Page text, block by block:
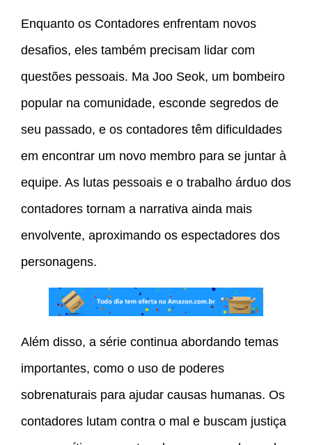
Enquanto os Contadores enfrentam novos
desafios, eles também precisam lidar com
questões pessoais. Ma Joo Seok, um bombeiro
popular na comunidade, esconde segredos de
seu passado, e os contadores têm dificuldades
em encontrar um novo membro para se juntar à
equipe. As lutas pessoais e o trabalho árduo dos
contadores tornam a narrativa ainda mais
envolvente, aproximando os espectadores dos
personagens.
Além disso, a série continua abordando temas
importantes, como o uso de poderes
sobrenaturais para ajudar causas humanas. Os
contadores lutam contra o mal e buscam justiça